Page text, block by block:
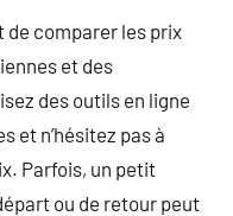
comparer les prix
et des
des outils en ligne
et n’hésitez pas à
Parfois, un petit
ou de retour peut